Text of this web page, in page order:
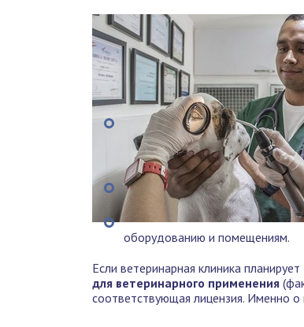
оборудованию и помещениям.
Если ветеринарная клиника планирует
для ветеринарного применения
соответствующая лицензия. Именно о